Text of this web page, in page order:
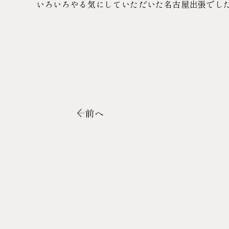
いろいろやる気にしていただいた名古屋出張でし
前へ